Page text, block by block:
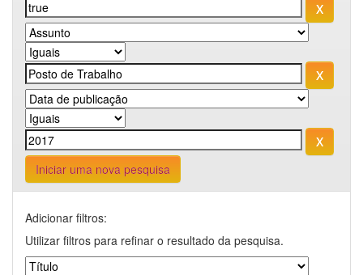
Iniciar uma nova pesquisa
Adicionar filtros:
Utilizar filtros para refinar o resultado da pesquisa.